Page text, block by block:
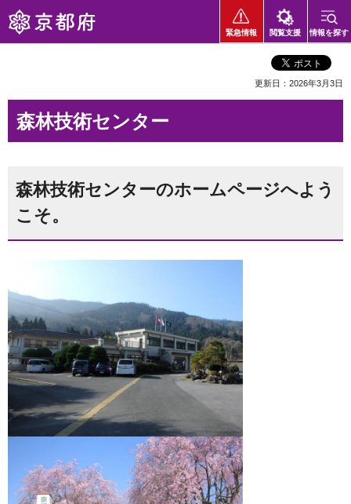
京都府
緊急情報 閲覧支援 情報を探す
更新日：2026年3月3日
森林技術センター
森林技術センターのホームページへよう
こそ。